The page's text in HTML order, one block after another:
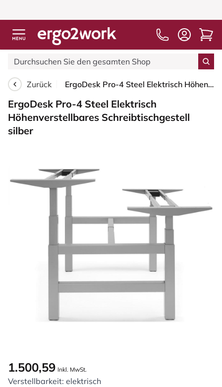
Zurück ErgoDesk Pro-4 Steel Elektrisch Höhenverstellbares Schreibtischgestell silber
ErgoDesk Pro-4 Steel Elektrisch
Höhenverstellbares Schreibtischgestell
silber
1.500,59 Inkl. MwSt.
Verstellbarkeit: elektrisch